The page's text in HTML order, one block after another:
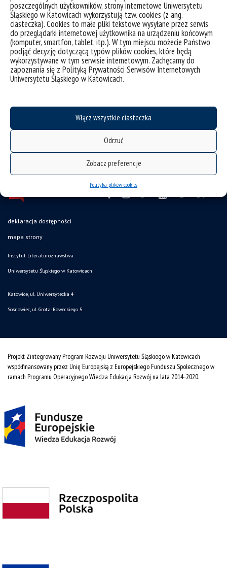
poszczególnych użytkowników, strony internetowe Uniwersytetu
Śląskiego w Katowicach wykorzystują tzw. cookies (z ang.
ciasteczka). Cookies to małe pliki tekstowe wysyłane przez serwis
do przeglądarki internetowej użytkownika na urządzeniu końcowym
(komputer, smartfon, tablet, itp.). W tym miejscu możecie Państwo
podjąć decyzję dotyczącą typów plików cookies, które będą
wykorzystywane w tym serwisie internetowym. Zachęcamy do
zapoznania się z Polityką Prywatności Serwisów Internetowych
Uniwersytetu Śląskiego w Katowicach.
Włącz wszystkie ciasteczka
Odrzuć
Zobacz preferencje
Polityka plików cookies
deklaracja dostępności
mapa strony
Instytut Literaturoznawstwa
Uniwersytetu Śląskiego w Katowicach
Katowice, ul. Uniwersytecka 4
Sosnowiec, ul. Grota-Roweckiego 5
Projekt Zintegrowany Program Rozwoju Uniwersytetu Śląskiego w Katowicach
współfinansowany przez Unię Europejską z Europejskiego Funduszu Społecznego w
ramach Programu Operacyjnego Wiedza Edukacja Rozwój na lata 2014˗2020.